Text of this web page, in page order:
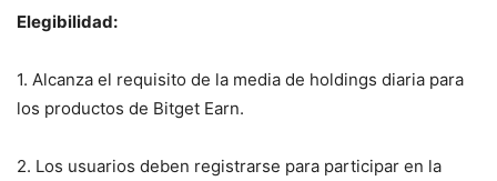
Elegibilidad:
1. Alcanza el requisito de la media de holdings diaria para
los productos de Bitget Earn.
2. Los usuarios deben registrarse para participar en la